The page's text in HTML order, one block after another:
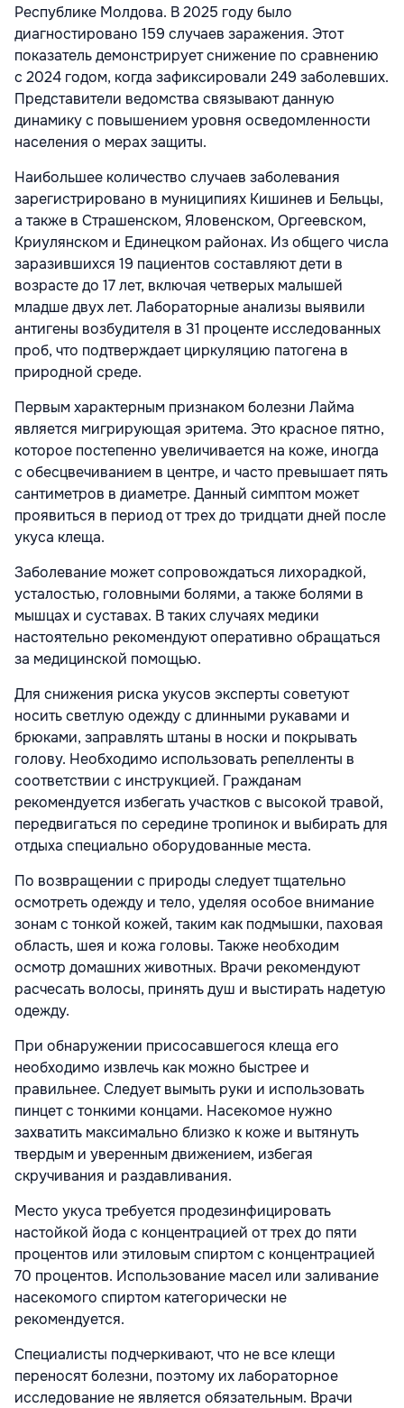
Республике Молдова. В 2025 году было
диагностировано 159 случаев заражения. Этот
показатель демонстрирует снижение по сравнению
с 2024 годом, когда зафиксировали 249 заболевших.
Представители ведомства связывают данную
динамику с повышением уровня осведомленности
населения о мерах защиты.
Наибольшее количество случаев заболевания
зарегистрировано в муниципиях Кишинев и Бельцы,
а также в Страшенском, Яловенском, Оргеевском,
Криулянском и Единецком районах. Из общего числа
заразившихся 19 пациентов составляют дети в
возрасте до 17 лет, включая четверых малышей
младше двух лет. Лабораторные анализы выявили
антигены возбудителя в 31 проценте исследованных
проб, что подтверждает циркуляцию патогена в
природной среде.
Первым характерным признаком болезни Лайма
является мигрирующая эритема. Это красное пятно,
которое постепенно увеличивается на коже, иногда
с обесцвечиванием в центре, и часто превышает пять
сантиметров в диаметре. Данный симптом может
проявиться в период от трех до тридцати дней после
укуса клеща.
Заболевание может сопровождаться лихорадкой,
усталостью, головными болями, а также болями в
мышцах и суставах. В таких случаях медики
настоятельно рекомендуют оперативно обращаться
за медицинской помощью.
Для снижения риска укусов эксперты советуют
носить светлую одежду с длинными рукавами и
брюками, заправлять штаны в носки и покрывать
голову. Необходимо использовать репелленты в
соответствии с инструкцией. Гражданам
рекомендуется избегать участков с высокой травой,
передвигаться по середине тропинок и выбирать для
отдыха специально оборудованные места.
По возвращении с природы следует тщательно
осмотреть одежду и тело, уделяя особое внимание
зонам с тонкой кожей, таким как подмышки, паховая
область, шея и кожа головы. Также необходим
осмотр домашних животных. Врачи рекомендуют
расчесать волосы, принять душ и выстирать надетую
одежду.
При обнаружении присосавшегося клеща его
необходимо извлечь как можно быстрее и
правильнее. Следует вымыть руки и использовать
пинцет с тонкими концами. Насекомое нужно
захватить максимально близко к коже и вытянуть
твердым и уверенным движением, избегая
скручивания и раздавливания.
Место укуса требуется продезинфицировать
настойкой йода с концентрацией от трех до пяти
процентов или этиловым спиртом с концентрацией
70 процентов. Использование масел или заливание
насекомого спиртом категорически не
рекомендуется.
Специалисты подчеркивают, что не все клещи
переносят болезни, поэтому их лабораторное
исследование не является обязательным. Врачи